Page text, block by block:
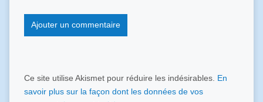
Ce site utilise Akismet pour réduire les indésirables. En
savoir plus sur la façon dont les données de vos